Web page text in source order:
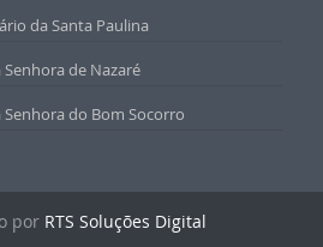
da Santa Paulina
Senhora de Nazaré
Senhora do Bom Socorro
por RTS Soluções Digital